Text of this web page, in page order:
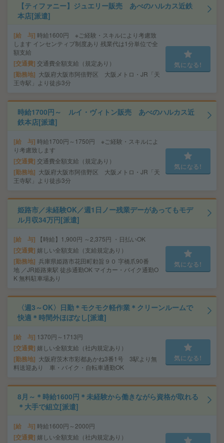
【ティファニー】ジュエリー販売 あべのハルカス近鉄
本店[派遣]
給 与 時給1600円 ※ご経験・スキルにより考慮致
します インセンティブ制度あり 残業代は1分単位で全
額支給
交通費 交通費全額支給（規定あり）
勤務地
大阪府大阪市阿倍野区 大阪メトロ・JR「天
王寺駅」より徒歩3分
気になる!
時給1700円～ ルイ・ヴィトン販売 あべのハルカス近
鉄本店[派遣]
給 与 時給1700円～1750円 ※ご経験・スキルによ
り考慮致します
交通費 交通費全額支給（規定あり）
勤務地
大阪府大阪市阿倍野区 大阪メトロ・JR「天
王寺駅」より徒歩3分
気になる!
姫路市／未経験OK／週1日ノー残業デーがあってもモデ
ル月収34万円[派遣]
給 与 【時給】1,900円 ～2,375円 ・日払いOK
交通費 嬉しい全額支給（支給規定あり）
勤務地 兵庫県姫路市花田町勅旨９０ 字橋爪90番
地 ／JR姫路東駅 徒歩通勤OK マイカー・バイク通勤O
K 無料駐車場あり
気になる!
〈週3～OK〉日勤＊モクモク軽作業＊クリーンルームで
快適＊時間外ほぼなし[派遣]
給 与 1370円～1713円
交通費 嬉しい全額支給（社内規定あり）
勤務地
大阪府茨木市彩都あかね3番1号 3駅より無
料送迎あり 車・バイク・自転車通勤OK
気になる!
8月～＊時給1600円＊未経験から働きながら資格が取れる
＊大手で組立[派遣]
給 与 時給1600円～2000円
交通費 嬉しい全額支給（社内規定あり）